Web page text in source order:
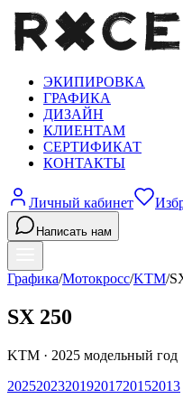
ЭКИПИРОВКА
ГРАФИКА
ДИЗАЙН
КЛИЕНТАМ
СЕРТИФИКАТ
КОНТАКТЫ
Личный кабинет
Написать нам
Графика/Мотокросс/KTM/
SX 250
KTM · 2025 модельный год
202520232019201720152013